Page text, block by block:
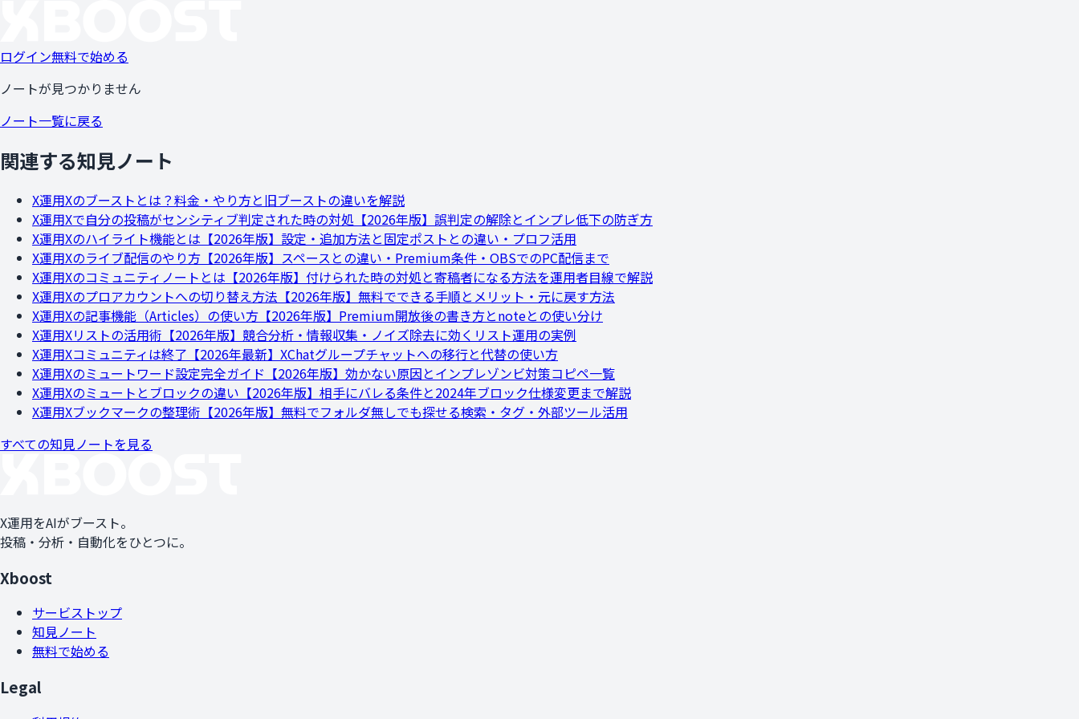
ログイン無料で始める
ノートが見つかりません
ノート一覧に戻る
関連する知見ノート
X運用Xのブーストとは？料金・やり方と旧ブーストの違いを解説
X運用Xで自分の投稿がセンシティブ判定された時の対処【2026年版】誤判定の解除とインプレ低下の防ぎ方
X運用Xのハイライト機能とは【2026年版】設定・追加方法と固定ポストとの違い・プロフ活用
X運用Xのライブ配信のやり方【2026年版】スペースとの違い・Premium条件・OBSでのPC配信まで
X運用Xのコミュニティノートとは【2026年版】付けられた時の対処と寄稿者になる方法を運用者目線で解説
X運用Xのプロアカウントへの切り替え方法【2026年版】無料でできる手順とメリット・元に戻す方法
X運用Xの記事機能（Articles）の使い方【2026年版】Premium開放後の書き方とnoteとの使い分け
X運用Xリストの活用術【2026年版】競合分析・情報収集・ノイズ除去に効くリスト運用の実例
X運用Xコミュニティは終了【2026年最新】XChatグループチャットへの移行と代替の使い方
X運用Xのミュートワード設定完全ガイド【2026年版】効かない原因とインプレゾンビ対策コピペ一覧
X運用Xのミュートとブロックの違い【2026年版】相手にバレる条件と2024年ブロック仕様変更まで解説
X運用Xブックマークの整理術【2026年版】無料でフォルダ無しでも探せる検索・タグ・外部ツール活用
すべての知見ノートを見る
X運用をAIがブースト。
投稿・分析・自動化をひとつに。
Xboost
サービストップ
知見ノート
無料で始める
Legal